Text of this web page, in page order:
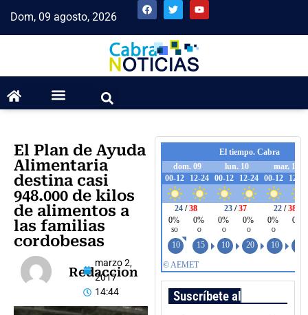
Dom, 09 agosto, 2026
El Plan de Ayuda
Alimentaria
destina casi
948.000 de kilos
de alimentos a
las familias
cordobesas
Redaccion
marzo 2,
2017
14:44
Suscríbete al boletín